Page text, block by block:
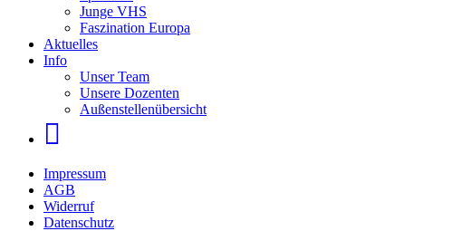
Junge VHS
Faszination Europa
Aktuelles
Info
Unser Team
Unsere Dozenten
Außenstellenübersicht
Impressum
AGB
Widerruf
Datenschutz